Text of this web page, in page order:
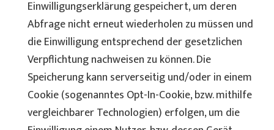
Einwilligungserklärung gespeichert, um deren
Abfrage nicht erneut wiederholen zu müssen und
die Einwilligung entsprechend der gesetzlichen
Verpflichtung nachweisen zu können. Die
Speicherung kann serverseitig und/oder in einem
Cookie (sogenanntes Opt-In-Cookie, bzw. mithilfe
vergleichbarer Technologien) erfolgen, um die